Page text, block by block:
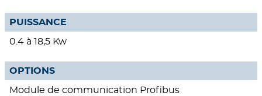
PUISSANCE
0.4 à 18,5 Kw
OPTIONS
Module de communication Profibus